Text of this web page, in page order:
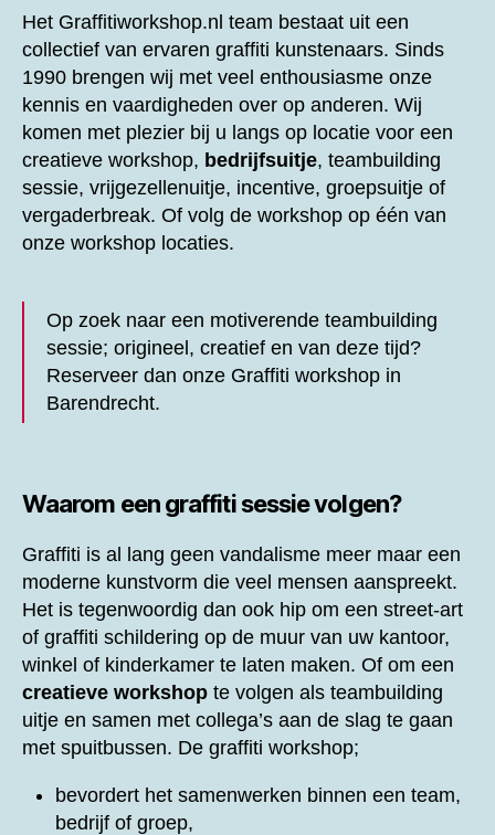
Het Graffitiworkshop.nl team bestaat uit een
collectief van ervaren graffiti kunstenaars. Sinds
1990 brengen wij met veel enthousiasme onze
kennis en vaardigheden over op anderen. Wij
komen met plezier bij u langs op locatie voor een
creatieve workshop, bedrijfsuitje, teambuilding
sessie, vrijgezellenuitje, incentive, groepsuitje of
vergaderbreak. Of volg de workshop op één van
onze workshop locaties.
Op zoek naar een motiverende teambuilding
sessie; origineel, creatief en van deze tijd?
Reserveer dan onze Graffiti workshop in
Barendrecht.
Waarom een graffiti sessie volgen?
Graffiti is al lang geen vandalisme meer maar een
moderne kunstvorm die veel mensen aanspreekt.
Het is tegenwoordig dan ook hip om een street-art
of graffiti schildering op de muur van uw kantoor,
winkel of kinderkamer te laten maken. Of om een
creatieve workshop te volgen als teambuilding
uitje en samen met collega’s aan de slag te gaan
met spuitbussen. De graffiti workshop;
bevordert het samenwerken binnen een team,
bedrijf of groep,